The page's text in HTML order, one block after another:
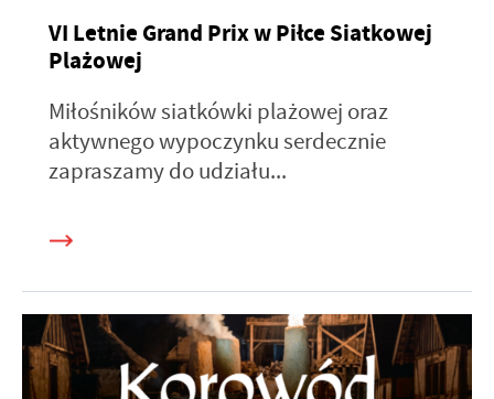
VI Letnie Grand Prix w Piłce Siatkowej
Plażowej
Miłośników siatkówki plażowej oraz
aktywnego wypoczynku serdecznie
zapraszamy do udziału...